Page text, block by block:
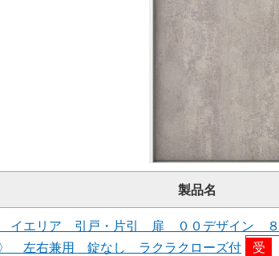
製品名
イエリア 引戸・片引 扉 ００デザイン
〉 左右兼用 錠なし ラクラクローズ付